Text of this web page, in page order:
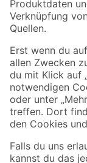
Sicher einkaufen
Jetzt die toom-